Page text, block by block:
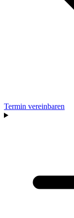
Termin vereinbaren